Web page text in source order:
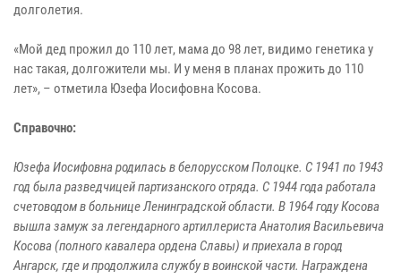
долголетия.
«Мой дед прожил до 110 лет, мама до 98 лет, видимо генетика у
нас такая, долгожители мы. И у меня в планах прожить до 110
лет», – отметила Юзефа Иосифовна Косова.
Справочно:
Юзефа Иосифовна родилась в белорусском Полоцке. С 1941 по 1943
год была разведчицей партизанского отряда. С 1944 года работала
счетоводом в больнице Ленинградской области. В 1964 году Косова
вышла замуж за легендарного артиллериста Анатолия Васильевича
Косова (полного кавалера ордена Славы) и приехала в город
Ангарск, где и продолжила службу в воинской части. Награждена